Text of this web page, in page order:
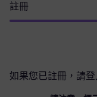
註冊
如果您已註冊，請